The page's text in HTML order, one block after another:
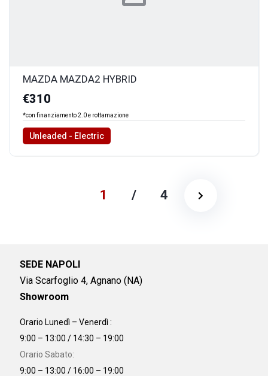
MAZDA MAZDA2 HYBRID
€310
*con finanziamento 2.0 e rottamazione
Unleaded - Electric
1 / 4
SEDE NAPOLI
Via Scarfoglio 4, Agnano (NA)
Showroom
Orario Lunedì – Venerdì :
9:00 – 13:00 / 14:30 – 19:00
Orario Sabato:
9:00 – 13:00 / 16:00 – 19:00